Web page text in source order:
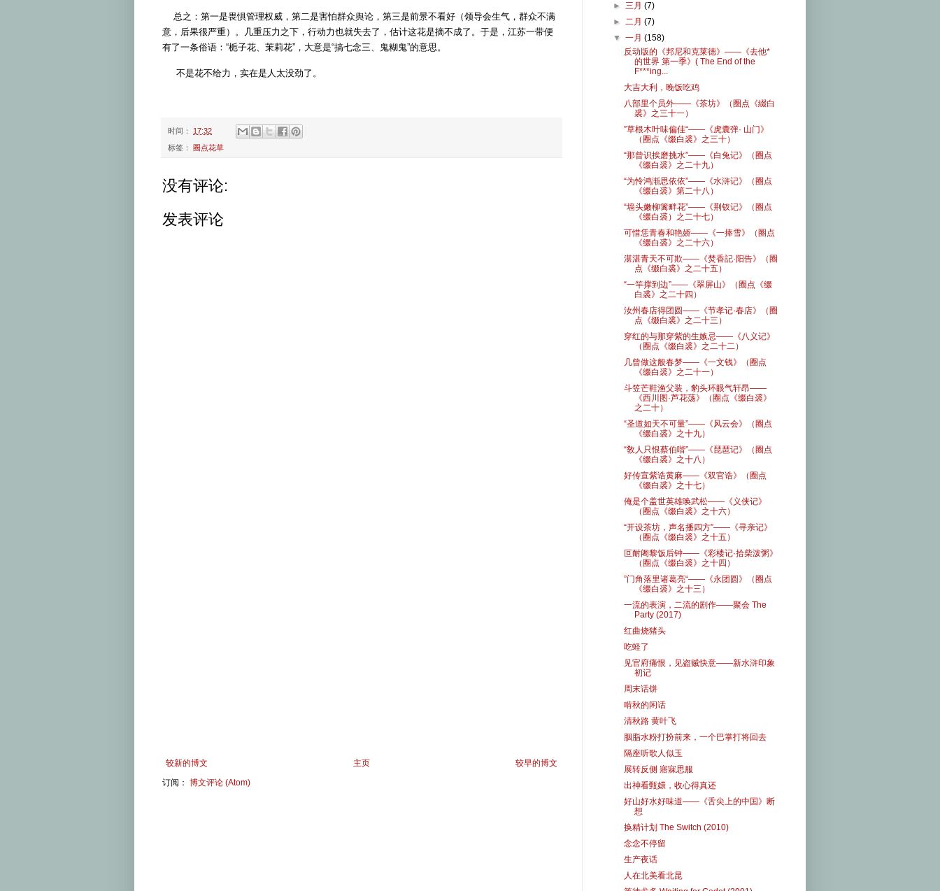
总之：第一是畏惧管理权威，第二是害怕群众舆论，第三是前景不看好（领导会生气，群众不满
意，后果很严重）。几重压力之下，行动力也就失去了，估计这花是摘不成了。于是，江苏一带便
有了一条俗语：“栀子花、茉莉花”，大意是“搞七念三、鬼糊鬼”的意思。
不是花不给力，实在是人太没劲了。
时间： 17:32
标签： 圈点花草
没有评论:
发表评论
较新的博文 较早的博文
主页
订阅： 博文评论 (Atom)
►三月(7)
►二月(7)
▼一月(158)
反动版的《邦尼和克莱德》——《去他*
的世界 第一季》( The End of the
F***ing...
大吉大利，晚饭吃鸡
八部里个员外——《茶坊》（圈点《綴白
裘》之三十一）
”草根木叶味偏佳“——《虎囊弹· 山门》
（圈点《缀白裘》之三十）
“那曾识挨磨挑水”——《白兔记》（圈点
《缀白裘》之二十九）
“为怜鸿渐思依依”——《水浒记》（圈点
《缀白裘》第二十八）
“墙头嫩柳篱畔花”——《荆钗记》（圈点
《缀白裘）之二十七）
可惜恁青春和艳娇——《一捧雪》（圈点
《缀白裘》之二十六）
湛湛青天不可欺——《焚香記·阳告》（圈
点《缀白裘》之二十五）
“一竿撑到边”——《翠屏山》（圈点《缀
白裘》之二十四）
汝州春店得团圆——《节孝记·春店》（圈
点《缀白裘》之二十三）
穿红的与那穿紫的生嫉忌——《八义记》
（圈点《缀白裘》之二十二）
几曾做这般春梦——《一文钱》（圈点
《缀白裘》之二十一）
斗笠芒鞋渔父装，豹头环眼气轩昂——
《西川图·芦花荡》（圈点《缀白裘》
之二十）
“圣道如天不可量”——《风云会》（圈点
《缀白裘》之十九）
“敎人只恨蔡伯喈”——《琵琶记》（圈点
《缀白裘》之十八）
好传宣紫诰黄麻——《双官诰》（圈点
《缀白裘》之十七）
俺是个盖世英雄唤武松——《义侠记》
（圈点《缀白裘》之十六）
“开设茶坊，声名播四方”——《寻亲记》
（圈点《缀白裘》之十五）
叵耐阇黎饭后钟——《彩楼记·拾柴泼粥》
（圈点《缀白裘》之十四）
”门角落里诸葛亮“——《永团圆》（圈点
《缀白裘》之十三）
一流的表演，二流的剧作——聚会 The
Party (2017)
红曲烧猪头
吃蛏了
见官府痛恨，见盗贼快意——新水浒印象
初记
周末话饼
啃秋的闲话
清秋路 黄叶飞
胭脂水粉打扮前来，一个巴掌打将回去
隔座听歌人似玉
展转反侧 寤寐思服
出神看甄嬛，收心得真还
好山好水好味道——《舌尖上的中国》断
想
换精计划 The Switch (2010)
念念不停留
生产夜话
人在北美看北昆